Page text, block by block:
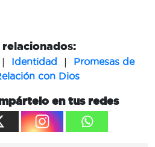
relacionados:
| Identidad |
Promesas de
con Dios
en tus redes